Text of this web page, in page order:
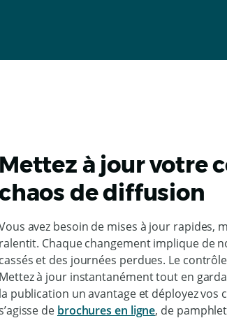
Mettez à jour votre
de diffusion
avez besoin de mises à jour rapides,
ralentit. Chaque changement implique de
cassés et des journées perdues. Le
Mettez à jour instantanément tout en
la publication un avantage et déployez vos
de brochures en ligne, de